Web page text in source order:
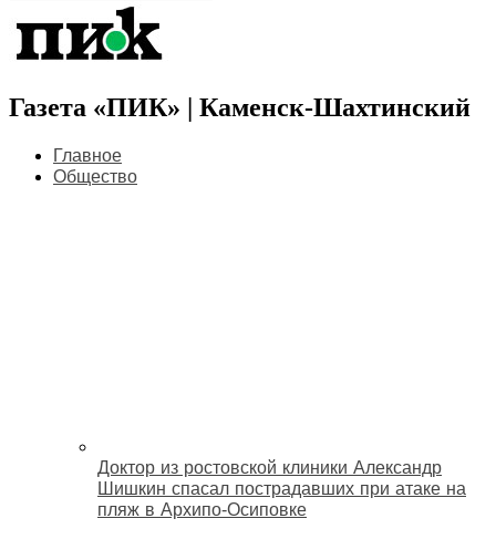
Газета «ПИК» | Каменск-Шахтинский
Главное
Общество
Доктор из ростовской клиники Александр
Шишкин спасал пострадавших при атаке на
пляж в Архипо‑Осиповке